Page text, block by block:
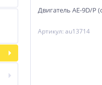
Двигатель АЕ-9D/Р
Артикул: au13714